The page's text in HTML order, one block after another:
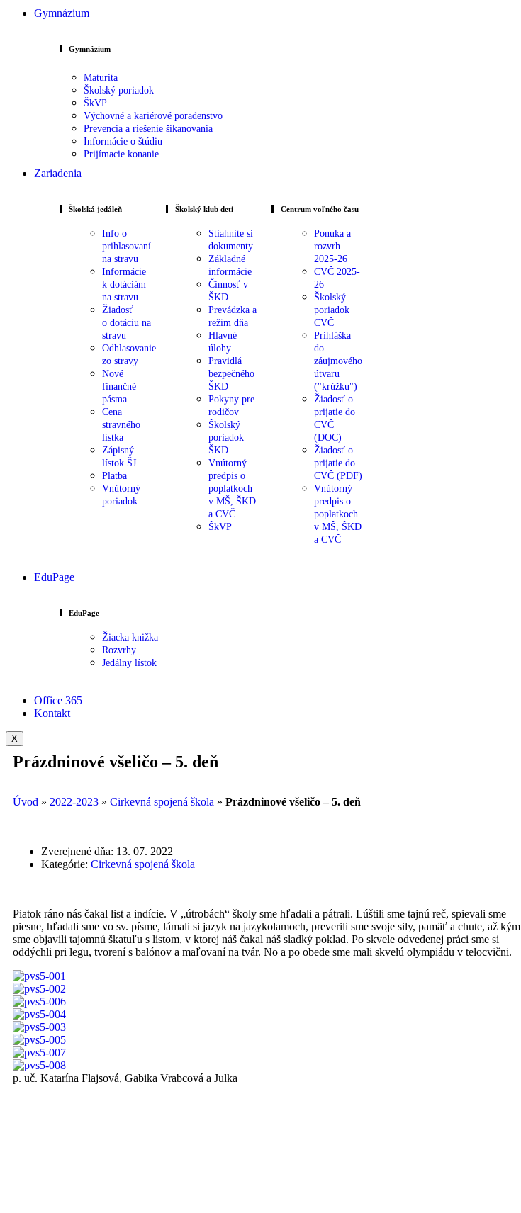
Gymnázium
Gymnázium
Maturita
Školský poriadok
ŠkVP
Výchovné a kariérové poradenstvo
Prevencia a riešenie šikanovania
Informácie o štúdiu
Prijímacie konanie
Zariadenia
Školská jedáleň
Info o
prihlasovaní
na stravu
Informácie
k dotáciám
na stravu
Žiadosť
o dotáciu na
stravu
Odhlasovanie
zo stravy
Nové
finančné
pásma
Cena
stravného
lístka
Zápisný
lístok ŠJ
Platba
Vnútorný
poriadok
Školský klub deti
Stiahnite si
dokumenty
Základné
informácie
Činnosť v
ŠKD
Prevádzka a
režim dňa
Hlavné
úlohy
Pravidlá
bezpečného
ŠKD
Pokyny pre
rodičov
Školský
poriadok
ŠKD
Vnútorný
predpis o
poplatkoch
v MŠ, ŠKD
a CVČ
ŠkVP
Centrum voľného času
Ponuka a
rozvrh
2025-26
CVČ 2025-
26
Školský
poriadok
CVČ
Prihláška
do
záujmového
útvaru
("krúžku")
Žiadosť o
prijatie do
CVČ
(DOC)
Žiadosť o
prijatie do
CVČ (PDF)
Vnútorný
predpis o
poplatkoch
v MŠ, ŠKD
a CVČ
EduPage
EduPage
Žiacka knižka
Rozvrhy
Jedálny lístok
Office 365
Kontakt
X
Prázdninové všeličo – 5. deň
Úvod » 2022-2023 » Cirkevná spojená škola » Prázdninové všeličo – 5. deň
Zverejnené dňa: 13. 07. 2022
Kategórie: Cirkevná spojená škola
Piatok ráno nás čakal list a indície. V „útrobách“ školy sme hľadali a pátrali. Lúštili sme tajnú reč, spievali sme
piesne, hľadali sme vo sv. písme, lámali si jazyk na jazykolamoch, preverili sme svoje sily, pamäť a chute, až kým
sme objavili tajomnú škatuľu s listom, v ktorej náš čakal náš sladký poklad. Po skvele odvedenej práci sme si
oddýchli pri legu, tvorení s balónov a maľovaní na tvár. No a po obede sme mali skvelú olympiádu v telocvični.
p. uč. Katarína Flajsová, Gabika Vrabcová a Julka